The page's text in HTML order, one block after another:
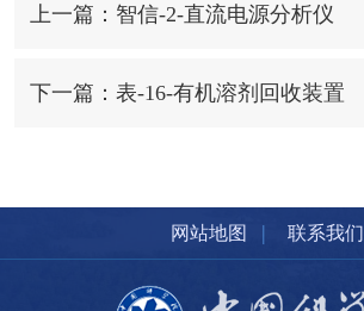
上一篇：智信-2-直流电源分析仪
下一篇：表-16-有机溶剂回收装置
网站地图 | 联系我们